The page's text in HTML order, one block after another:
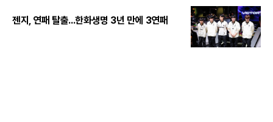
젠지, 연패 탈출...한화생명 3년 만에 3연패